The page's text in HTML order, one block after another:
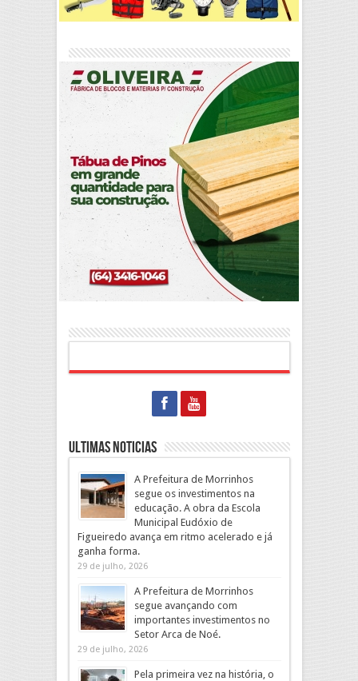
Ultimas Noticias
A Prefeitura de Morrinhos
segue os investimentos na
educação. A obra da Escola
Municipal Eudóxio de
Figueiredo avança em ritmo acelerado e já
ganha forma.
29 de julho, 2026
A Prefeitura de Morrinhos
segue avançando com
importantes investimentos no
Setor Arca de Noé.
29 de julho, 2026
Pela primeira vez na história, o